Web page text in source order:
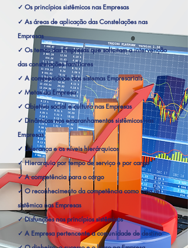
✓ Os princípios sistêmicos nas Empresas
✓ As áreas de aplicação das Constelações nas
Empresas
✓ Os temas das Empresas que solicitam a intervenção
das constelações familiares
✓ A complexidade dos sistemas Empresariais
✓ Metas da Empresa
✓ Objetivo social e cultura nas Empresas
✓ Dinâmicas nos emaranhamentos sistêmicos nas
Empresas
✓ Liderança e os níveis hierárquicos
✓ Hierarquia por tempo de serviço e por cargo
✓ A competência para o cargo
✓ O reconhecimento da competência como uma lei
sistêmica nas Empresas
✓ Disfunções nos princípios sistêmicos
✓ A Empresa pertencente a comunidade de destino